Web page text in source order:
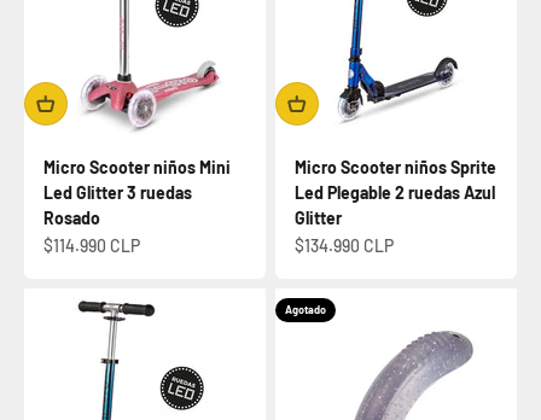
Micro Scooter niños Mini
Led Glitter 3 ruedas
Rosado
Precio de oferta
$114.990 CLP
Micro Scooter niños Sprite
Led Plegable 2 ruedas Azul
Glitter
Precio de oferta
$134.990 CLP
Agotado